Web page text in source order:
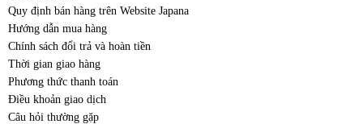
Quy định bán hàng trên Website Japana
Hướng dẫn mua hàng
Chính sách đổi trả và hoàn tiền
Thời gian giao hàng
Phương thức thanh toán
Điều khoản giao dịch
Câu hỏi thường gặp